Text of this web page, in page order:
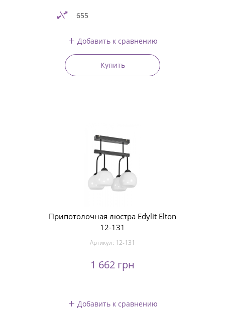
655
Добавить к сравнению
Купить
Припотолочная люстра Edylit Elton
12-131
Артикул: 12-131
1 662 грн
Добавить к сравнению